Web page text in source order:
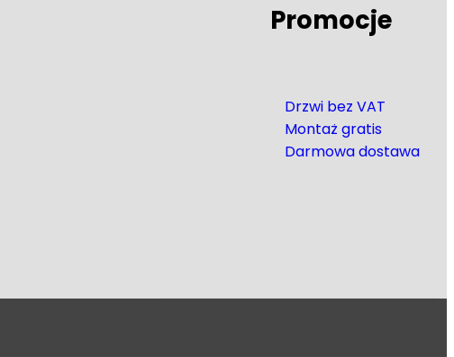
Promocje
Drzwi bez VAT
Montaż gratis
Darmowa dostawa